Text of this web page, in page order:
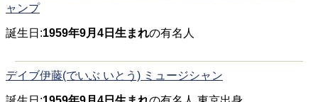
ャンプ
誕生日:1959年9月4日生まれの有名人
デイブ伊藤(でいぶ いとう) ミュージシャン